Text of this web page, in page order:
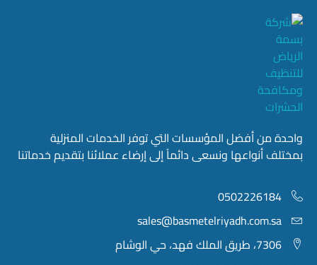
واحدة من أفضل المؤسسات التي توفر الخدمات المنزلية
بمختلف أنواعها ونسعى دائماً إلى إرضاء عملائنا بتقديم خدماتنا
0502226184
sales@basmetelriyadh.com.sa
7306، طريق الملك فهد، حي الوشام